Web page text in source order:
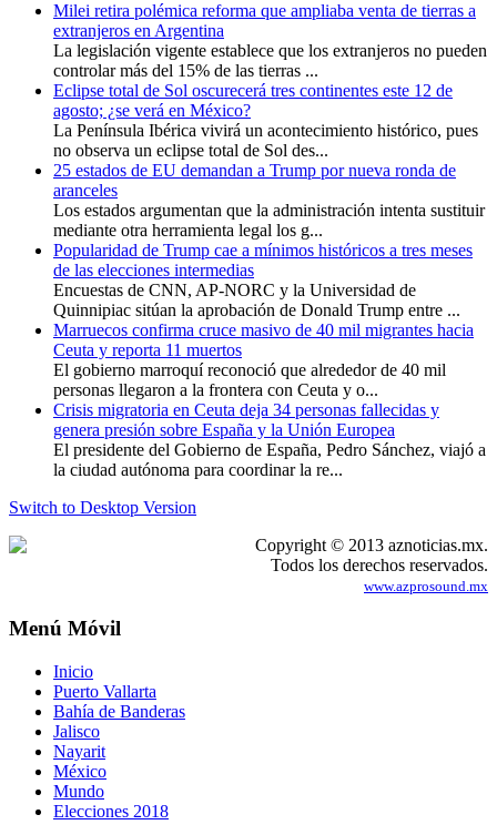
Milei retira polémica reforma que ampliaba venta de tierras a
extranjeros en Argentina
La legislación vigente establece que los extranjeros no pueden
controlar más del 15% de las tierras ...
Eclipse total de Sol oscurecerá tres continentes este 12 de
agosto; ¿se verá en México?
La Península Ibérica vivirá un acontecimiento histórico, pues
no observa un eclipse total de Sol des...
25 estados de EU demandan a Trump por nueva ronda de
aranceles
Los estados argumentan que la administración intenta sustituir
mediante otra herramienta legal los g...
Popularidad de Trump cae a mínimos históricos a tres meses
de las elecciones intermedias
Encuestas de CNN, AP-NORC y la Universidad de
Quinnipiac sitúan la aprobación de Donald Trump entre ...
Marruecos confirma cruce masivo de 40 mil migrantes hacia
Ceuta y reporta 11 muertos
El gobierno marroquí reconoció que alrededor de 40 mil
personas llegaron a la frontera con Ceuta y o...
Crisis migratoria en Ceuta deja 34 personas fallecidas y
genera presión sobre España y la Unión Europea
El presidente del Gobierno de España, Pedro Sánchez, viajó a
la ciudad autónoma para coordinar la re...
Switch to Desktop Version
Copyright © 2013 aznoticias.mx.
Todos los derechos reservados.
www.azprosound.mx
Menú Móvil
Inicio
Puerto Vallarta
Bahía de Banderas
Jalisco
Nayarit
México
Mundo
Elecciones 2018